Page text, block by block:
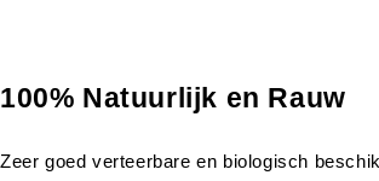
100% Natuurlijk en Rauw
Zeer goed verteerbare en biologisch